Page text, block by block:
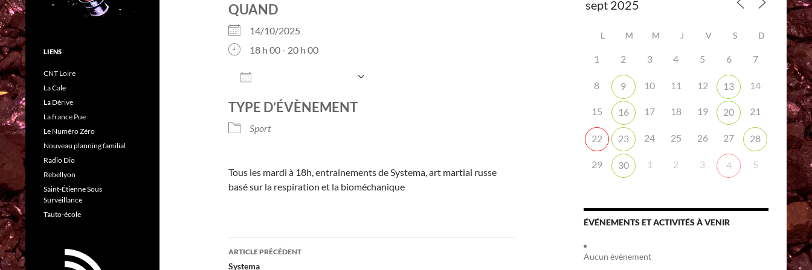
QUAND
14/10/2025
18 h 00 - 20 h 00
iCalendar Office 365
TYPE D’ÉVÈNEMENT
Sport
Tous les mardi à 18h, entrainements de Systema, art martial russe
basé sur la respiration et la bioméchanique
Navigation
ARTICLE PRÉCÉDENT
Systema
L M M J V S D
1 2 3 4 5 6 7
8 9 10 11 12 13 14
15 16 17 18 19 20 21
22 23 24 25 26 27 28
29 30 1 2 3 4 5
ÉVÉNEMENTS ET ACTIVITÉS À VENIR
Aucun évènement
LIENS
CNT Loire
La Cale
La Dérive
La france Pue
Le Numéro Zéro
Nouveau planning familial
Radio Dio
Rebellyon
Saint-Étienne Sous
Surveillance
Tauto-école